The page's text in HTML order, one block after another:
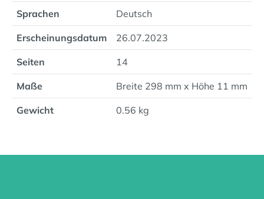
Sprachen Deutsch
Erscheinungsdatum 26.07.2023
Seiten 14
Maße Breite 298 mm x Höhe 11 mm
Gewicht 0.56 kg